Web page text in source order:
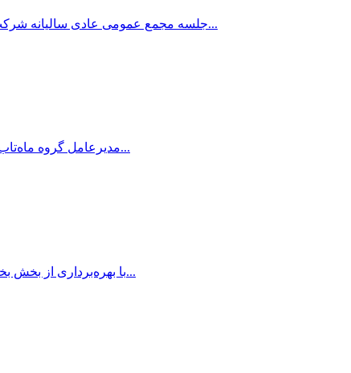
جلسه مجمع عمومی عادی سالیانه شرکت آرین ماه‌تاب گستر (سهامی خاص) ساعت ۱۰ صبح روز سه‌شنبه ۹ تیرماه ۱۴۰۵ با حضور صددرصد سهامداران، در محل قانونی شرکت برگ...
مدیرعامل گروه ماه‌تاب در آیین بهره‌برداری از بخش بخار نیروگاه رودشور، با قدردانی از تلاش‌های کارکنان صنعت آب و برق کشور در دوران جنگ و شرایط بحرانی، ا...
با بهره‌برداری از بخش بخار نیروگاه رودشور، این نیروگاه به جمع نیروگاه‌های سیکل ترکیبی کشور اضافه شد و گام مهمی در افزایش بهره‌وری تولید برق و کاهش مصر...